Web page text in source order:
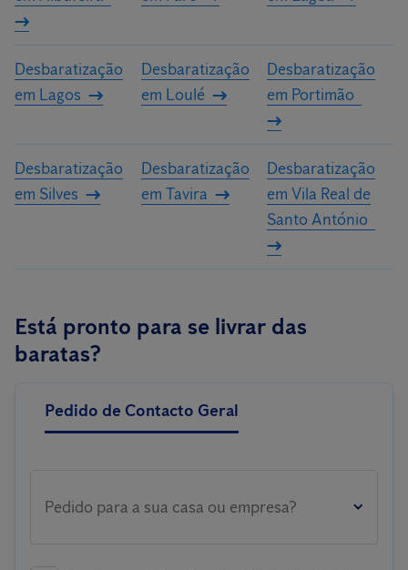
Desbaratização
em Lagos
Desbaratização
em Loulé
Desbaratização
em Portimão
Desbaratização
em Silves
Desbaratização
em Tavira
Desbaratização
em Vila Real de
Santo António
Está pronto para se livrar das
baratas?
Pedido de Contacto Geral
Pedido para a sua casa ou empresa?